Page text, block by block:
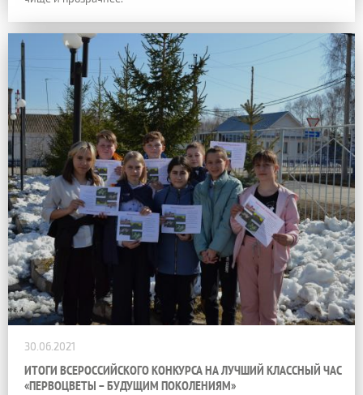
30.06.2021
ИТОГИ ВСЕРОССИЙСКОГО КОНКУРСА НА ЛУЧШИЙ КЛАССНЫЙ ЧАС
«ПЕРВОЦВЕТЫ – БУДУЩИМ ПОКОЛЕНИЯМ»